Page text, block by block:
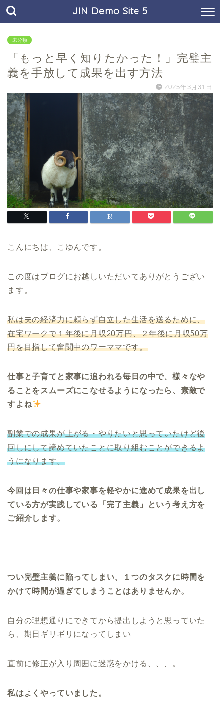
JIN Demo Site 5
未分類
「もっと早く知りたかった！」完璧主
義を手放して成果を出す方法
2025年3月31日
こんにちは、こゆんです。
この度はブログにお越しいただいてありがとうござい
ます。
私は夫の経済力に頼らず自立した生活を送るために、
在宅ワークで１年後に月収20万円、２年後に月収50万
円を目指して奮闘中のワーママです。
仕事と子育てと家事に追われる毎日の中で、様々なや
ることをスムーズにこなせるようになったら、素敵で
すよね
副業での成果が上がる・やりたいと思っていたけど後
回しにして諦めていたことに取り組むことができるよ
うになります。
今回は日々の仕事や家事を軽やかに進めて成果を出し
ている方が実践している「完了主義」という考え方を
ご紹介します。
つい完璧主義に陥ってしまい、１つのタスクに時間を
かけて時間が過ぎてしまうことはありませんか。
自分の理想通りにできてから提出しようと思っていた
ら、期日ギリギリになってしまい
直前に修正が入り周囲に迷惑をかける、、、。
私はよくやっていました。